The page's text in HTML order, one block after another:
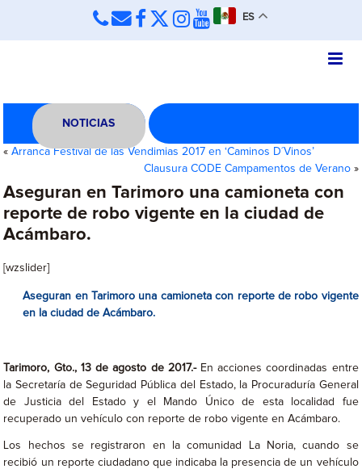
ES
NOTICIAS
«Arranca Festival de las Vendimias 2017 en ‘Caminos D´Vinos’
Clausura CODE Campamentos de Verano»
Aseguran en Tarimoro una camioneta con
reporte de robo vigente en la ciudad de
Acámbaro.
[wzslider]
Aseguran en Tarimoro una camioneta con reporte de robo vigente
en la ciudad de Acámbaro.
Tarimoro, Gto., 13 de agosto de 2017.-En acciones coordinadas entre
la Secretaría de Seguridad Pública del Estado, la Procuraduría General
de Justicia del Estado y el Mando Único de esta localidad fue
recuperado un vehículo con reporte de robo vigente en Acámbaro.
Los hechos se registraron en la comunidad La Noria, cuando se
recibió un reporte ciudadano que indicaba la presencia de un vehículo